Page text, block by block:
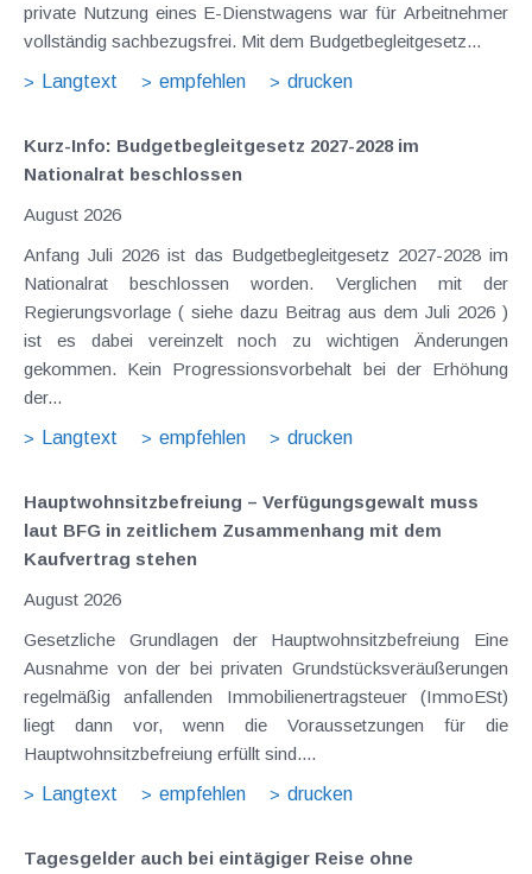
private Nutzung eines E-Dienstwagens war für Arbeitnehmer
vollständig sachbezugsfrei. Mit dem Budgetbegleitgesetz...
Langtext
empfehlen drucken
Kurz-Info: Budgetbegleitgesetz 2027-2028 im
Nationalrat beschlossen
August 2026
Anfang Juli 2026 ist das Budgetbegleitgesetz 2027-2028 im
Nationalrat beschlossen worden. Verglichen mit der
Regierungsvorlage ( siehe dazu Beitrag aus dem Juli 2026 )
ist es dabei vereinzelt noch zu wichtigen Änderungen
gekommen. Kein Progressionsvorbehalt bei der Erhöhung
der...
Langtext
empfehlen drucken
Hauptwohnsitz​­befreiung – Verfügungsgewalt muss
laut BFG in zeitlichem Zusammenhang mit dem
Kaufvertrag stehen
August 2026
Gesetzliche Grundlagen der Hauptwohnsitzbefreiung Eine
Ausnahme von der bei privaten Grundstücksveräußerungen
regelmäßig anfallenden Immobilienertragsteuer (ImmoESt)
liegt dann vor, wenn die Voraussetzungen für die
Hauptwohnsitzbefreiung erfüllt sind....
Langtext
empfehlen drucken
Tagesgelder auch bei eintägiger Reise ohne